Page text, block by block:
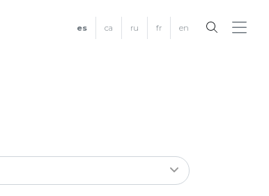
es ca ru fr en